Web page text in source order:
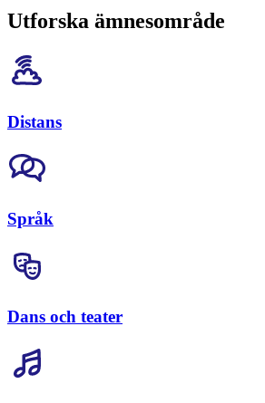
Utforska ämnesområde
Distans
Språk
Dans och teater